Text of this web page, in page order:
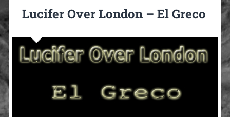
Lucifer Over London – El Greco